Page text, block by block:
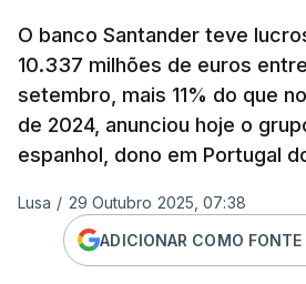
O banco Santander teve
10.337 milhões de euros
setembro, mais 11% do que
de 2024, anunciou hoje o
espanhol, dono em Portugal
Lusa / 29 Outubro 2025, 07:38
ADICIONAR COMO